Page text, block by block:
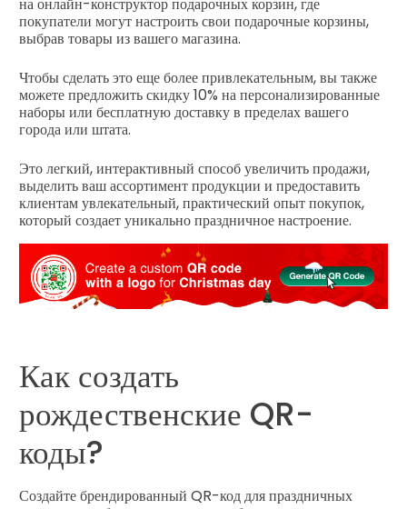
покупатели могут настроить свои подарочные корзины,
выбрав товары из вашего магазина.
Чтобы сделать это еще более привлекательным, вы также
можете предложить скидку 10% на персонализированные
наборы или бесплатную доставку в пределах вашего
города или штата.
Это легкий, интерактивный способ увеличить продажи,
выделить ваш ассортимент продукции и предоставить
клиентам увлекательный, практический опыт покупок,
который создает уникально праздничное настроение.
Как создать
рождественские QR-
коды?
Создайте брендированный QR-код для праздничных